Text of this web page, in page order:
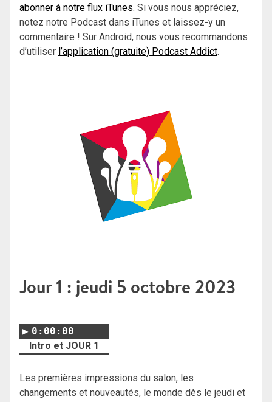
abonner à notre flux iTunes. Si vous nous appréciez,
notez notre Podcast dans iTunes et laissez-y un
commentaire ! Sur Android, nous vous recommandons
d’utiliser l’application (gratuite) Podcast Addict.
Jour 1 : jeudi 5 octobre 2023
0:00:00
Intro et JOUR 1
Les premières impressions du salon, les
changements et nouveautés, le monde dès le jeudi et